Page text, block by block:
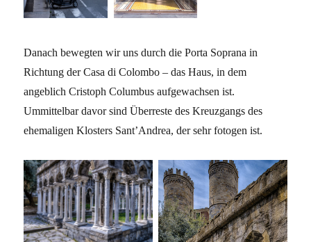
Danach bewegten wir uns durch die Porta Soprana in
Richtung der Casa di Colombo – das Haus, in dem
angeblich Cristoph Columbus aufgewachsen ist.
Ummittelbar davor sind Überreste des Kreuzgangs des
ehemaligen Klosters Sant’Andrea, der sehr fotogen ist.